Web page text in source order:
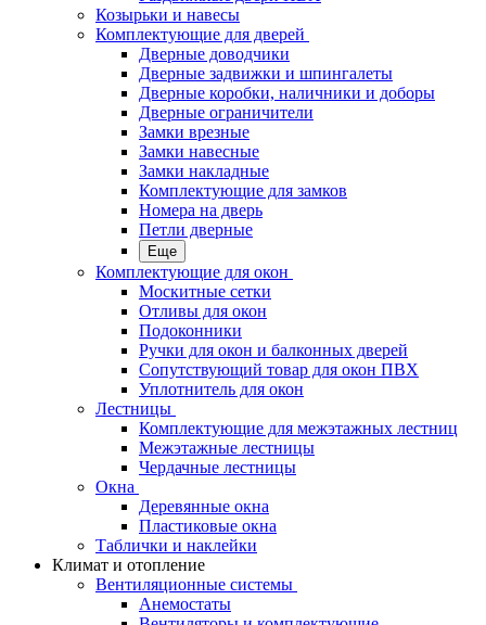
Козырьки и навесы
Комплектующие для дверей
Дверные доводчики
Дверные задвижки и шпингалеты
Дверные коробки, наличники и доборы
Дверные ограничители
Замки врезные
Замки навесные
Замки накладные
Комплектующие для замков
Номера на дверь
Петли дверные
Еще
Комплектующие для окон
Москитные сетки
Отливы для окон
Подоконники
Ручки для окон и балконных дверей
Сопутствующий товар для окон ПВХ
Уплотнитель для окон
Лестницы
Комплектующие для межэтажных лестниц
Межэтажные лестницы
Чердачные лестницы
Окна
Деревянные окна
Пластиковые окна
Таблички и наклейки
Климат и отопление
Вентиляционные системы
Анемостаты